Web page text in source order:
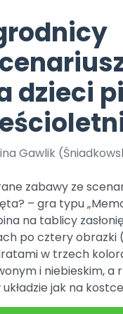
Pomoc
czerwca 2024 r.
r. Nr decyzji:
Online.
Bliżej Pieska
Pomoc zwierzętom
Książka (dla)
Promowanie czytelnictwa
TikTok
Zobacz nas na TikToku
YouTube
Filmy edukacyjne
dzieci
Gawlik
zabawy ze
– gra typu
na tablicy
po cztery obrazki
w trzech
i niebieskim, a
jak na